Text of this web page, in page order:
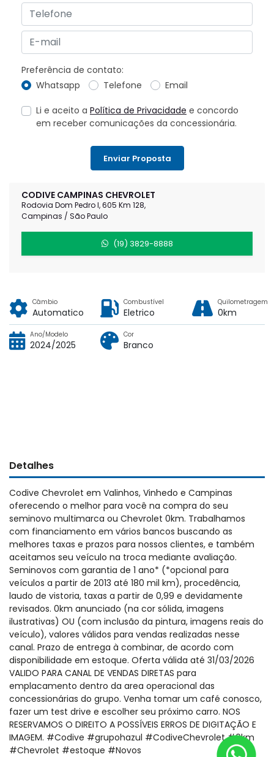
CODIVE CAMPINAS CHEVROLET
Rodovia Dom Pedro I, 605 Km 128,
Campinas / São Paulo
(19) 3829-8888
Preferência de contato:
Whatsapp
Telefone Email
Li e aceito a Política de Privacidade e concordo
em receber comunicações da concessionária.
Enviar Proposta
Câmbio
Automatico
Combustível
Eletrico
Quilometragem
0km
Ano/Modelo
2024/2025
Cor
Branco
Detalhes
Codive Chevrolet em Valinhos, Vinhedo e Campinas
oferecendo o melhor para você na compra do seu
seminovo multimarca ou Chevrolet 0km. Trabalhamos
com financiamento em vários bancos buscando as
melhores taxas e prazos para nossos clientes, e também
aceitamos seu veículo na troca mediante avaliação.
Seminovos com garantia de 1 ano* (*opcional para
veículos a partir de 2013 até 180 mil km), procedência,
laudo de vistoria, taxas a partir de 0,99 e devidamente
revisados. 0km anunciado (na cor sólida, imagens
ilustrativas) OU (com inclusão da pintura, imagens reais do
veículo), valores válidos para vendas realizadas nesse
canal. Prazo de entrega à combinar, de acordo com
disponibilidade em estoque. Oferta válida até 31/03/2026
VALIDO PARA CANAL DE VENDAS DIRETAS para
emplacamento dentro da area operacional das
concessionárias do grupo. Venha tomar um café conosco,
fazer um test drive e escolher seu próximo carro. NOS
RESERVAMOS O DIREITO A POSSÍVEIS ERROS DE DIGITAÇÃO E
IMAGEM. #Codive #grupohazul #CodiveChevrolet #0km
#Chevrolet #estoque #Novos